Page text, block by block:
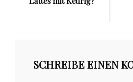
SCHREIBE EINEN